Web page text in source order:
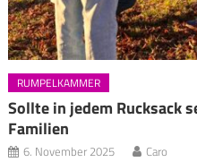
RUMPELKAMMER
Sollte in jedem Rucksack
Familien
6. November 2025 Caro